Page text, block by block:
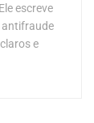
escreve
antifraude
e